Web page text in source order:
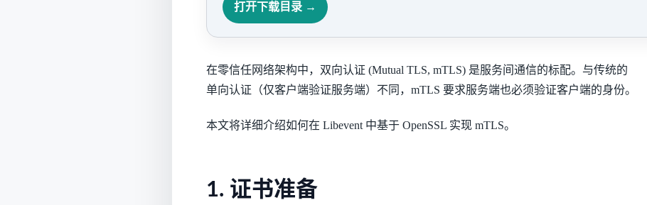
打开下载目录 →
在零信任网络架构中，双向认证 (Mutual TLS, mTLS) 是服务间通信的标配。与传统的
单向认证（仅客户端验证服务端）不同，mTLS 要求服务端也必须验证客户端的身份。
本文将详细介绍如何在 Libevent 中基于 OpenSSL 实现 mTLS。
1. 证书准备